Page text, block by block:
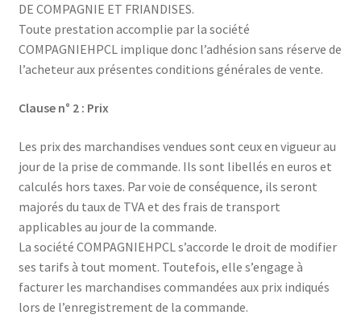
Panier
Commande
DE COMPAGNIE ET FRIANDISES.
Toute prestation accomplie par la société
COMPAGNIEHPCL implique donc l’adhésion sans réserve de
l’acheteur aux présentes conditions générales de vente.
Clause n° 2 : Prix
Les prix des marchandises vendues sont ceux en vigueur au
jour de la prise de commande. Ils sont libellés en euros et
calculés hors taxes. Par voie de conséquence, ils seront
majorés du taux de TVA et des frais de transport
applicables au jour de la commande.
La société COMPAGNIEHPCL s’accorde le droit de modifier
ses tarifs à tout moment. Toutefois, elle s’engage à
facturer les marchandises commandées aux prix indiqués
lors de l’enregistrement de la commande.